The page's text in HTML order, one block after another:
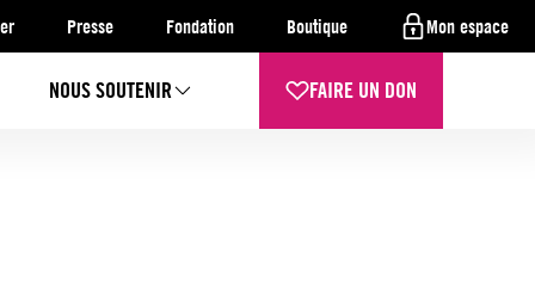
Presse Fondation Boutique Mon espace
NOUS SOUTENIR FAIRE UN DON